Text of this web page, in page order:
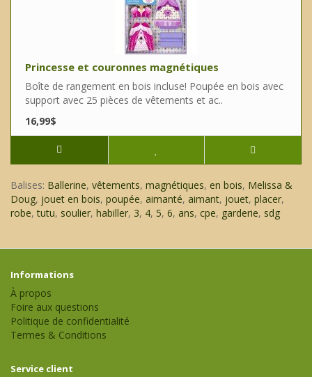
Princesse et couronnes magnétiques
Boîte de rangement en bois incluse! Poupée en bois avec
support avec 25 pièces de vêtements et ac..
16,99$
Balises: Ballerine, vêtements, magnétiques, en bois, Melissa &
Doug, jouet en bois, poupée, aimanté, aimant, jouet, placer,
robe,tutu, soulier, habiller, 3, 4, 5, 6, ans, cpe, garderie, sdg
Informations
À propos
Foire aux questions
Politique de confidentialité
Termes & Conditions
Service client